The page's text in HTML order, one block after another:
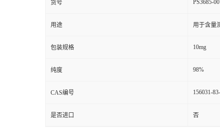
货号 PS3685-
用途 用于含量
包装规格 10mg
纯度 98%
CAS编号 156031-
是否进口 否